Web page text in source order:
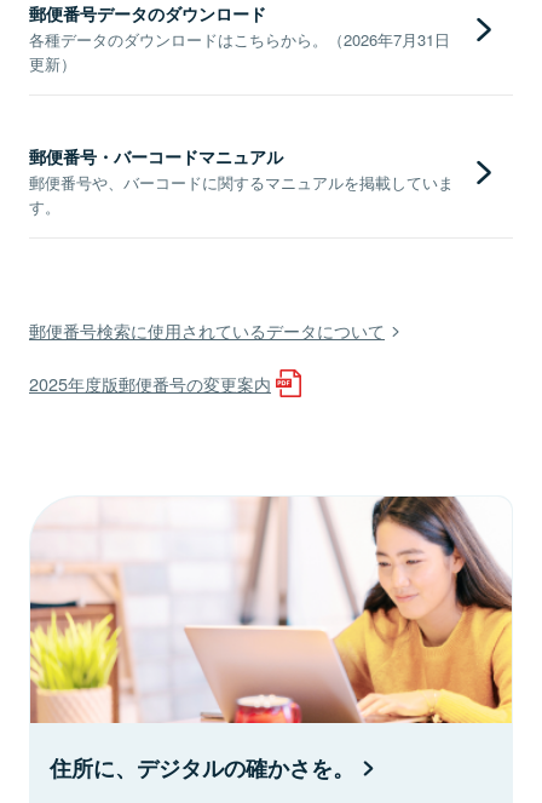
郵便番号データのダウンロード
各種データのダウンロードはこちらから。（2026年7月31日
更新）
郵便番号・バーコードマニュアル
郵便番号や、バーコードに関するマニュアルを掲載していま
す。
郵便番号検索に使用されているデータについて
2025年度版郵便番号の変更案内
住所に、デジタルの確かさを。